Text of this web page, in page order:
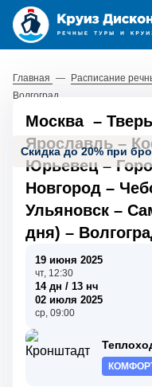
Главная — Расписание
Волгоград
Скидка до 20% при
Москва – Тверь
Ярославль –
Юрьевец–
Новгород –
Ульяновск –
дня) –
19 июня 2025
чт, 12:30
14 дн / 13 нч
02 июля 2025
ср, 09:00